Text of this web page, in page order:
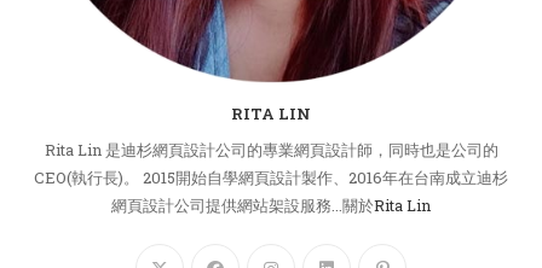
RITA LIN
Rita Lin 是迪杉網頁設計公司的專業網頁設計師，同時也是公司的
CEO(執行長)。 2015開始自學網頁設計製作、2016年在台南成立迪杉
網頁設計公司提供網站架設服務...關於Rita Lin